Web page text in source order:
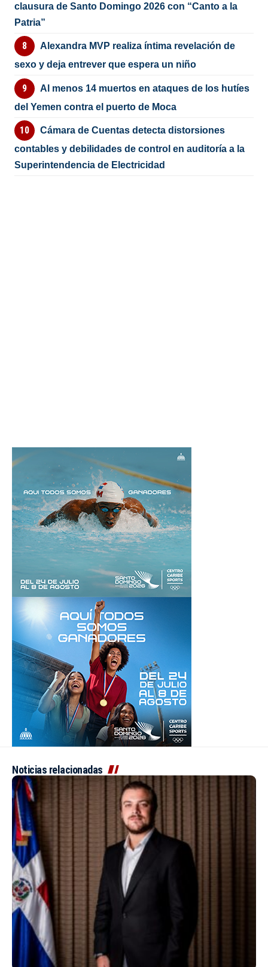
clausura de Santo Domingo 2026 con “Canto a la
Patria”
Alexandra MVP realiza íntima revelación de
sexo y deja entrever que espera un niño
Al menos 14 muertos en ataques de los hutíes
del Yemen contra el puerto de Moca
Cámara de Cuentas detecta distorsiones
contables y debilidades de control en auditoría a la
Superintendencia de Electricidad
Noticias relacionadas